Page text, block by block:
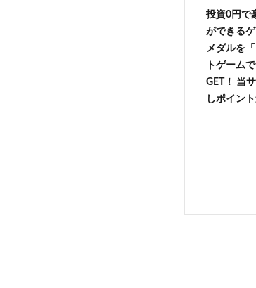
投資0円で
ができる
メダルを
トゲーム
GET！ 当
しポイン